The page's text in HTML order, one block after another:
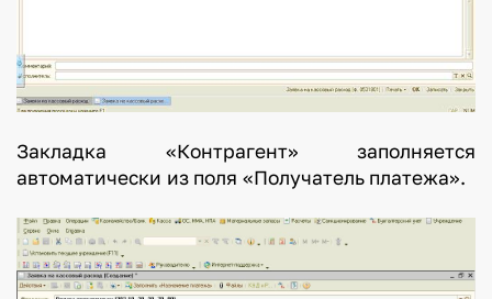
Закладка «Контрагент» заполняется
автоматически из поля «Получатель платежа».